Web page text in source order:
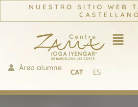
NUESTRO SITIO WEB
CASTELLANO
Àrea alumne CAT ES